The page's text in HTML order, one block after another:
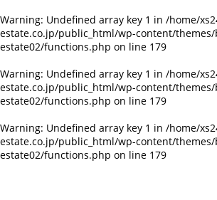
Warning: Undefined array key 1 in /home/
estate.co.jp/public_html/wp-content/
estate02/functions.php on line 179
Warning: Undefined array key 1 in /home/
estate.co.jp/public_html/wp-content/
estate02/functions.php on line 179
Warning: Undefined array key 1 in /home/
estate.co.jp/public_html/wp-content/
estate02/functions.php on line 179